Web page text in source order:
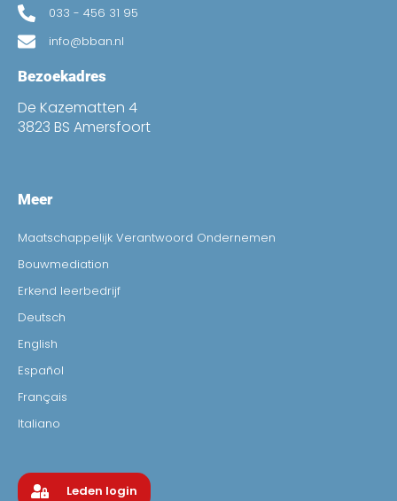
033 - 456 31 95
info@bban.nl
Bezoekadres
De Kazematten 4
3823 BS Amersfoort
Meer
Maatschappelijk Verantwoord Ondernemen
Bouwmediation
Erkend leerbedrijf
Deutsch
English
Español
Français
Italiano
Leden login